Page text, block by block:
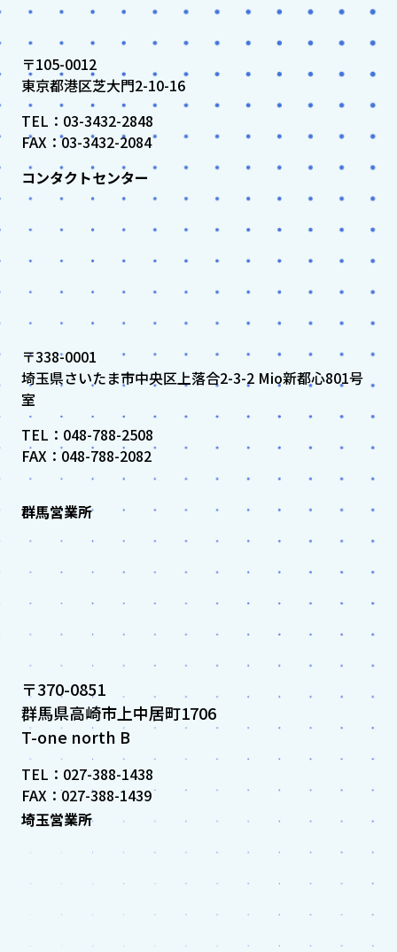
〒105-0012
東京都港区芝大門2-10-16
TEL：03-3432-2848
FAX：03-3432-2084
コンタクトセンター
〒338-0001
埼玉県さいたま市中央区上落合2-3-2 Mio新都心801号
室
TEL：048-788-2508
FAX：048-788-2082
群馬営業所
〒370-0851
群馬県高崎市上中居町1706
T-one north B
TEL：027-388-1438
FAX：027-388-1439
埼玉営業所